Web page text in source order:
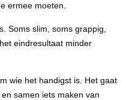
ermee moeten.
Soms slim, soms grappig,
eindresultaat minder
wie het handigst is. Het gaat
samen iets maken van